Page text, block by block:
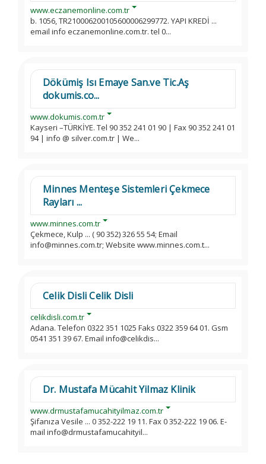
www.eczanemonline.com.tr
b. 1056, TR210006200105600006299772. YAPI KREDİ ...
email info eczanemonline.com.tr. tel 0...
Dökümiş Isı Emaye San.ve Tic.Aş
dokumis.co...
www.dokumis.com.tr
Kayseri –TÜRKİYE. Tel 90 352 241 01 90 | Fax 90 352 241 01
94 | info @ silver.com.tr | We...
Minnes Menteşe Sistemleri Çekmece
Rayları ...
www.minnes.com.tr
Çekmece, Kulp ... ( 90 352) 326 55 54; Email
info@minnes.com.tr; Website www.minnes.com.t...
Celik Disli Celik Disli
celikdisli.com.tr
Adana. Telefon 0322 351 1025 Faks 0322 359 64 01. Gsm
0541 351 39 67. Email info@celikdis...
Dr. Mustafa Mücahit Yilmaz Klinik
www.drmustafamucahityilmaz.com.tr
Şifanıza Vesile ... 0 352-222 19 11. Fax 0 352-222 19 06. E-
mail info@drmustafamucahityil...